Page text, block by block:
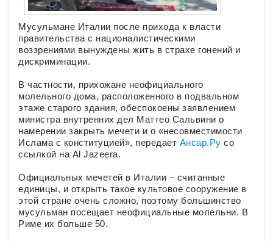
Мусульмане Италии после прихода к власти
правительства с националистическими
воззрениями вынуждены жить в страхе гонений и
дискриминации.
В частности, прихожане неофициального
молельного дома, расположенного в подвальном
этаже старого здания, обеспокоены заявлением
министра внутренних дел Маттео Сальвини о
намерении закрыть мечети и о «несовместимости
Ислама с конституцией», передает Ансар.Ру со
ссылкой на Al Jazeera.
Официальных мечетей в Италии – считанные
единицы, и открыть такое культовое сооружение в
этой стране очень сложно, поэтому большинство
мусульман посещает неофициальные молельни. В
Риме их больше 50.